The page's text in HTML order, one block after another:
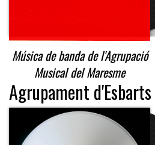
Música de banda de l'Agrupació
Musical del Maresme
Agrupament